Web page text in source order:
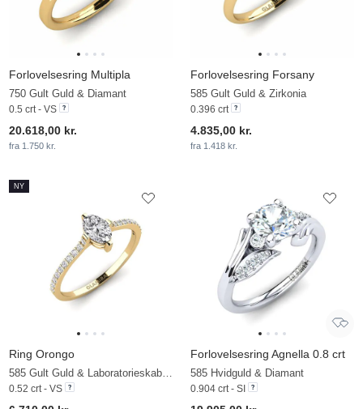
Forlovelsesring Multipla
750 Gult Guld & Diamant
0.5 crt - VS
20.618,00 kr.
fra 1.750 kr.
Forlovelsesring Forsany
585 Gult Guld & Zirkonia
0.396 crt
4.835,00 kr.
fra 1.418 kr.
Ring Orongo
0.52 crt - VS
NY
Forlovelsesring Agnella 0.8 crt
585 Hvidguld & Diamant
0.904 crt - SI